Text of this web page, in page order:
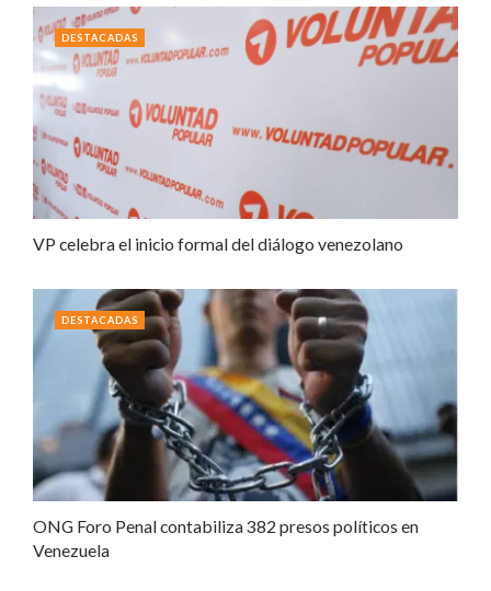
VP celebra el inicio formal del diálogo venezolano
DESTACADAS
ONG Foro Penal contabiliza 382 presos políticos en
Venezuela
DESTACADAS